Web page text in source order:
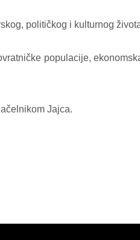
političkog i kulturnog
populacije,
Jajca.